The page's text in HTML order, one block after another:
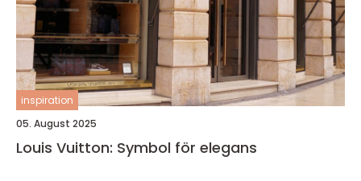
inspiration
05. August 2025
Louis Vuitton: Symbol för elegans